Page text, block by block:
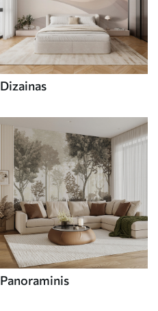
Dizainas
Panoraminis